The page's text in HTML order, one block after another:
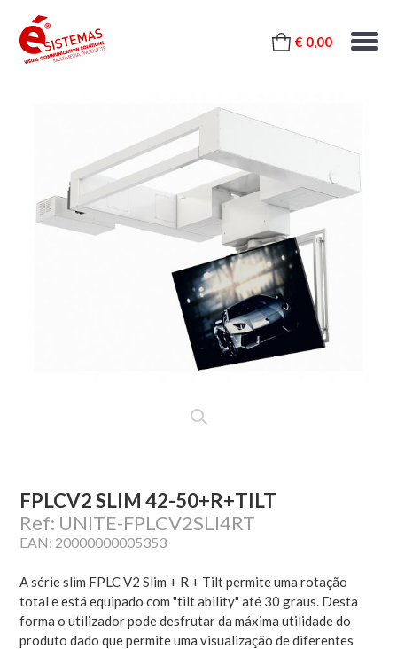
€ 0,00
FPLCV2 SLIM 42-50+R+TILT
Ref: UNITE-FPLCV2SLI4RT
EAN: 20000000005353
A série slim FPLC V2 Slim + R + Tilt permite uma rotação
total e está equipado com "tilt ability" até 30 graus. Desta
forma o utilizador pode desfrutar da máxima utilidade do
produto dado que permite uma visualização de diferentes